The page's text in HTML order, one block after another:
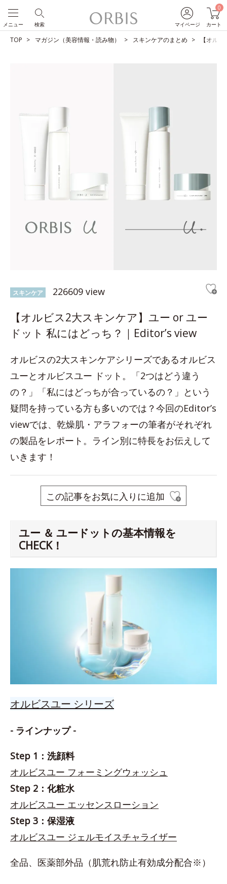
マイページ
0
カート
検索
メニュー
TOP マガジン（美容情報・読み物） スキンケアのまとめ 【オル
スキンケア 226609 view
【オルビス2大スキンケア】ユー or ユー
ドット 私にはどっち？｜Editor’s view
オルビスの2大スキンケアシリーズであるオルビス
ユーとオルビスユー ドット。「2つはどう違う
の？」「私にはどっちが合っているの？」という
疑問を持っている方も多いのでは？今回のEditor’s
viewでは、乾燥肌・アラフォーの筆者がそれぞれ
の製品をレポート。ライン別に特長をお伝えして
いきます！
この記事をお気に入りに追加
ユー ＆ ユードットの基本情報を
CHECK！
オルビスユー シリーズ
- ラインナップ -
Step 1：洗顔料
オルビスユー フォーミングウォッシュ
Step 2：化粧水
オルビスユー エッセンスローション
Step 3：保湿液
オルビスユー ジェルモイスチャライザー
全品、医薬部外品（肌荒れ防止有効成分配合※）